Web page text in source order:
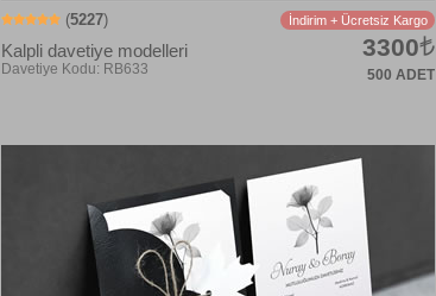
Davetiye Kodu: RB634
(5227) İndirim + Ücretsiz Kargo
Kalpli davetiye modelleri 3300
500 ADET